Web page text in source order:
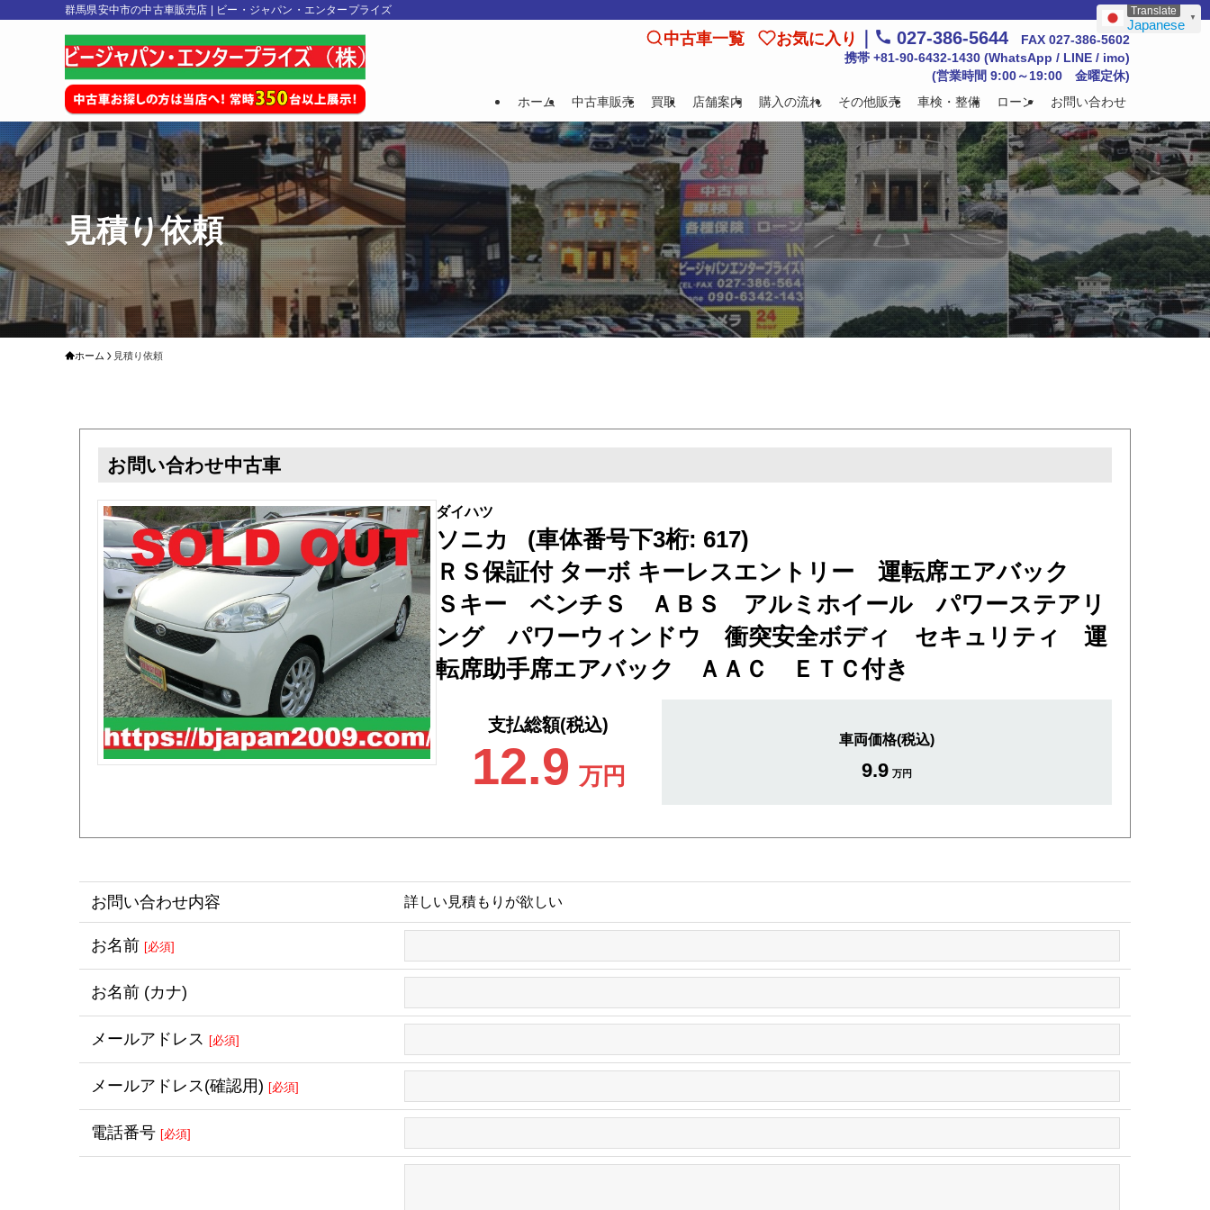
群馬県安中市の中古車販売店 | ビー・ジャパン・エンタープライズ
ホーム 中古車販売 買取 店舗案内 購入の流れ その他販売 車検・整備 ローン お問い合わせ
中古車一覧 お気に入り 027-386-5644 FAX 027-386-5602
携帯 +81-90-6432-1430 (WhatsApp / LINE / imo)
(営業時間 9:00～19:00 金曜定休)
見積り依頼
ホーム 見積り依頼
お問い合わせ中古車
ダイハツ
ソニカ (車体番号下3桁: 617)
ＲＳ保証付 ターボ キーレスエントリー 運転席エアバック
Ｓキー ベンチＳ ＡＢＳ アルミホイール パワーステアリ
ング パワーウィンドウ 衝突安全ボディ セキュリティ 運
転席助手席エアバック ＡＡＣ ＥＴＣ付き
支払総額(税込)
12.9 万円
車両価格(税込)
9.9 万円
お問い合わせ内容 詳しい見積もりが欲しい
お名前 [必須]
お名前 (カナ)
メールアドレス [必須]
メールアドレス(確認用) [必須]
電話番号 [必須]
Japanese ▼